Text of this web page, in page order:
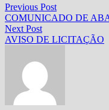
Navegação
de
Post
Previous PostPrevious
post:
COMUNICADO DE
Next PostNext
post:
AVISO DE LICITAÇÃO